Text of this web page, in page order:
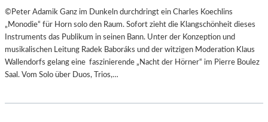
©Peter Adamik Ganz im Dunkeln durchdringt ein Charles Koechlins
„Monodie“ für Horn solo den Raum. Sofort zieht die Klangschönheit dieses
Instruments das Publikum in seinen Bann. Unter der Konzeption und
musikalischen Leitung Radek Baboráks und der witzigen Moderation Klaus
Wallendorfs gelang eine faszinierende „Nacht der Hörner“ im Pierre Boulez
Saal. Vom Solo über Duos, Trios,…